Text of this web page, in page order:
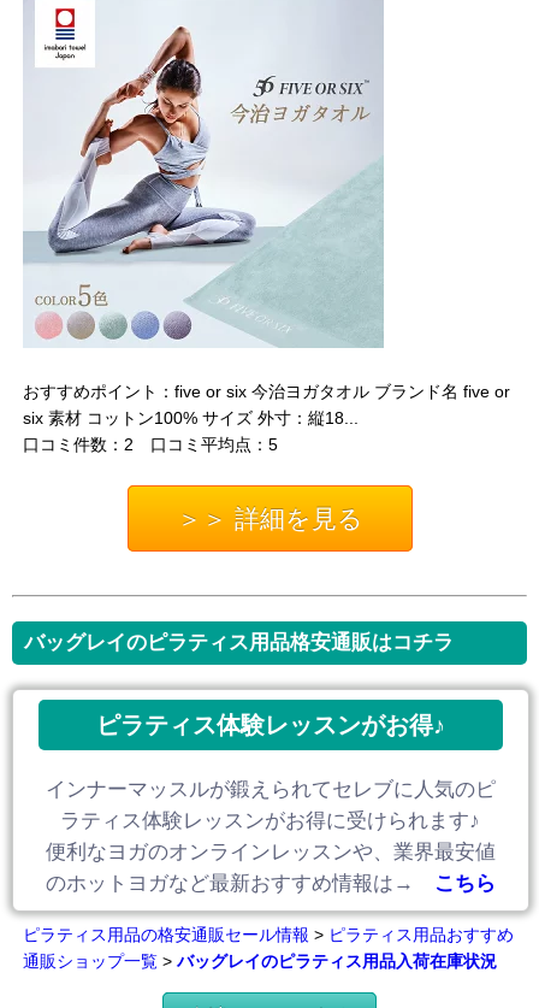
おすすめポイント：five or six 今治ヨガタオル ブランド名 five or
six 素材 コットン100% サイズ 外寸：縦18...
口コミ件数：2 口コミ平均点：5
＞＞ 詳細を見る
バッグレイのピラティス用品格安通販はコチラ
ピラティス体験レッスンがお得♪
インナーマッスルが鍛えられてセレブに人気のピ
ラティス体験レッスンがお得に受けられます♪
便利なヨガのオンラインレッスンや、業界最安値
のホットヨガなど最新おすすめ情報は→
こちら
ピラティス用品の格安通販セール情報 > ピラティス用品おすすめ
通販ショップ一覧> バッグレイのピラティス用品入荷在庫状況